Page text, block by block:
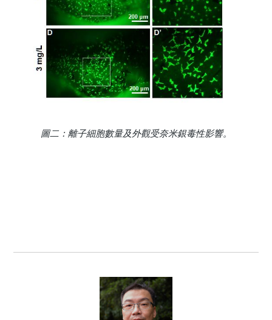
圖二：離子細胞數量及外觀受奈米銀毒性影響。